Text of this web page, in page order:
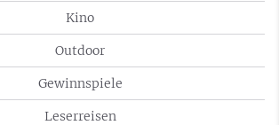
Kino
Outdoor
Gewinnspiele
Leserreisen